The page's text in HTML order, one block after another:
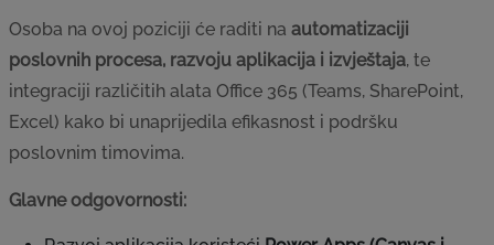
Osoba na ovoj poziciji će raditi na automatizaciji
poslovnih procesa, razvoju aplikacija i izvještaja, te
integraciji različitih alata Office 365 (Teams, SharePoint,
Excel) kako bi unaprijedila efikasnost i podršku
poslovnim timovima.
Glavne odgovornosti: